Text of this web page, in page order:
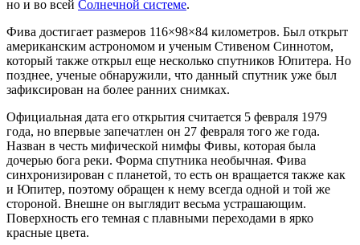
но и во всей Солнечной системе.
Фива достигает размеров 116×98×84 километров. Был открыт
американским астрономом и ученым Стивеном Синнотом,
который также открыл еще несколько спутников Юпитера. Но
позднее, ученые обнаружили, что данный спутник уже был
зафиксирован на более ранних снимках.
Официальная дата его открытия считается 5 февраля 1979
года, но впервые запечатлен он 27 февраля того же года.
Назван в честь мифической нимфы Фивы, которая была
дочерью бога реки. Форма спутника необычная. Фива
синхронизирован с планетой, то есть он вращается также как
и Юпитер, поэтому обращен к нему всегда одной и той же
стороной. Внешне он выглядит весьма устрашающим.
Поверхность его темная с плавными переходами в ярко
красные цвета.